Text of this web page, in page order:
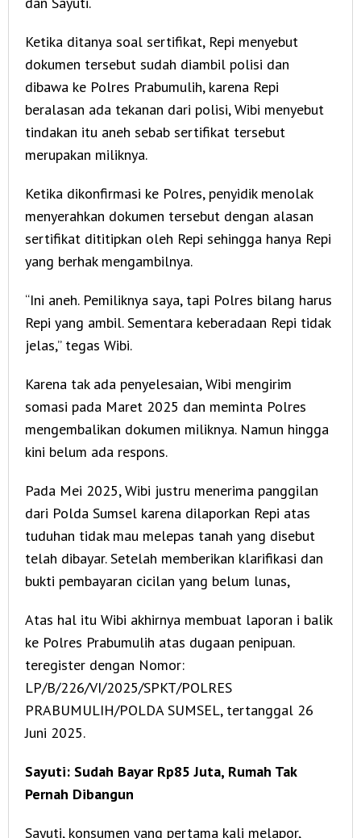
Ketika ditanya soal sertifikat, Repi menyebut
dokumen tersebut sudah diambil polisi dan
dibawa ke Polres Prabumulih, karena Repi
beralasan ada tekanan dari polisi, Wibi menyebut
tindakan itu aneh sebab sertifikat tersebut
merupakan miliknya.
Ketika dikonfirmasi ke Polres, penyidik menolak
menyerahkan dokumen tersebut dengan alasan
sertifikat dititipkan oleh Repi sehingga hanya Repi
yang berhak mengambilnya.
“Ini aneh. Pemiliknya saya, tapi Polres bilang harus
Repi yang ambil. Sementara keberadaan Repi tidak
jelas,” tegas Wibi.
Karena tak ada penyelesaian, Wibi mengirim
somasi pada Maret 2025 dan meminta Polres
mengembalikan dokumen miliknya. Namun hingga
kini belum ada respons.
Pada Mei 2025, Wibi justru menerima panggilan
dari Polda Sumsel karena dilaporkan Repi atas
tuduhan tidak mau melepas tanah yang disebut
telah dibayar. Setelah memberikan klarifikasi dan
bukti pembayaran cicilan yang belum lunas,
Atas hal itu Wibi akhirnya membuat laporan i balik
ke Polres Prabumulih atas dugaan penipuan.
teregister dengan Nomor:
LP/B/226/VI/2025/SPKT/POLRES
PRABUMULIH/POLDA SUMSEL, tertanggal 26
Juni 2025.
Sayuti: Sudah Bayar Rp85 Juta, Rumah Tak
Pernah Dibangun
Sayuti, konsumen yang pertama kali melapor,